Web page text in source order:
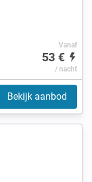
Vanaf
53 €
/ nacht
Bekijk aanbod